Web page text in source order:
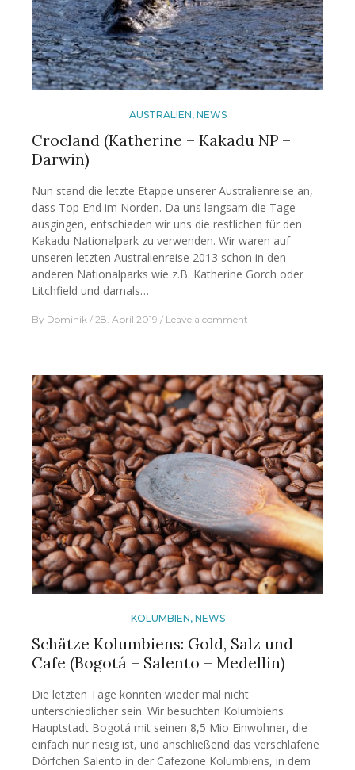
AUSTRALIEN, NEWS
Crocland (Katherine – Kakadu NP –
Darwin)
Nun stand die letzte Etappe unserer Australienreise an,
dass Top End im Norden. Da uns langsam die Tage
ausgingen, entschieden wir uns die restlichen für den
Kakadu Nationalpark zu verwenden. Wir waren auf
unseren letzten Australienreise 2013 schon in den
anderen Nationalparks wie z.B. Katherine Gorch oder
Litchfield und damals…
By Dominik 28. April 2019 Leave a comment
KOLUMBIEN, NEWS
Schätze Kolumbiens: Gold, Salz und
Cafe (Bogotá – Salento – Medellin)
Die letzten Tage konnten wieder mal nicht
unterschiedlicher sein. Wir besuchten Kolumbiens
Hauptstadt Bogotá mit seinen 8,5 Mio Einwohner, die
einfach nur riesig ist, und anschließend das verschlafene
Dörfchen Salento in der Cafezone Kolumbiens, in dem